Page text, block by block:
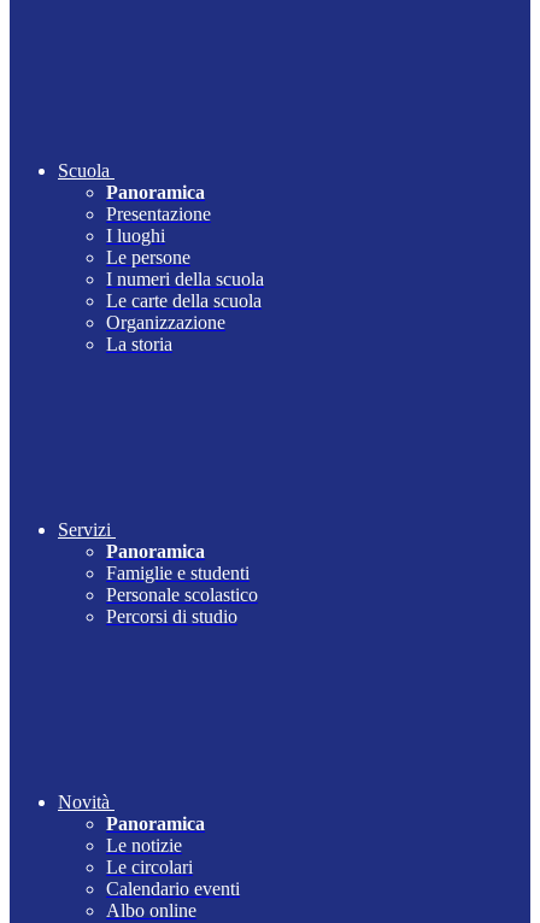
Scuola
Panoramica
Presentazione
I luoghi
Le persone
I numeri della scuola
Le carte della scuola
Organizzazione
La storia
Servizi
Panoramica
Famiglie e studenti
Personale scolastico
Percorsi di studio
Novità
Panoramica
Le notizie
Le circolari
Calendario eventi
Albo online